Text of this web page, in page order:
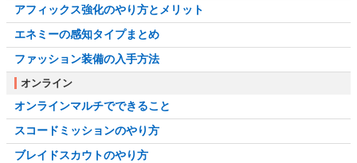
アフィックス強化のやり方とメリット
エネミーの感知タイプまとめ
ファッション装備の入手方法
オンライン
オンラインマルチでできること
スコードミッションのやり方
ブレイドスカウトのやり方